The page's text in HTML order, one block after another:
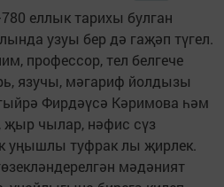
еллык тарихы булган
узуы бер дә гаҗәп түгел.
профессор, тел белгече
язучы, мәгариф йолдызы
Фирдәүсә Кәримова һәм
җыр чылар, нәфис сүз
уңышлы туфрак лы җирлек.
мәдәният